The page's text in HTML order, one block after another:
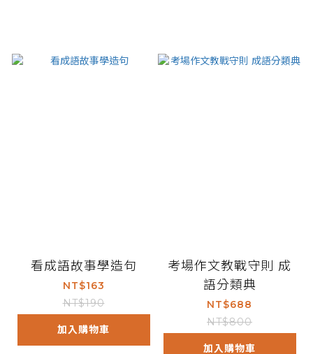
看成語故事學造句
NT$163
NT$190
加入購物車
考場作文教戰守則 成
語分類典
NT$688
NT$800
加入購物車